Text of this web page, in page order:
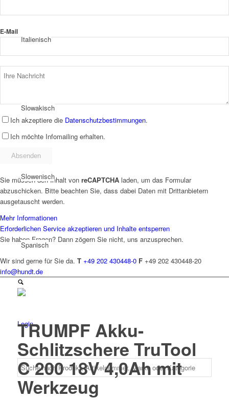
Italienisch
Slowakisch
Slowenisch
Spanisch
Login
E-Mail
Ich akzeptiere die Datenschutzbestimmungen.
Ich möchte Infomailing erhalten.
Sie müssen den Inhalt von reCAPTCHA laden, um das Formular
abzuschicken. Bitte beachten Sie, dass dabei Daten mit Drittanbietern
ausgetauscht werden.
Mehr Informationen
Erforderlichen Service akzeptieren und Inhalte entsperren
Sie haben Fragen? Dann zögern Sie nicht, uns anzusprechen.
Wir sind gerne für Sie da. T +49 202 430448-0 F +49 202 430448-20
info@hundt.de
TRUMPF Akku-
Schlitzschere TruTool
C 200 18V 4,0Ah mit
Werkzeug